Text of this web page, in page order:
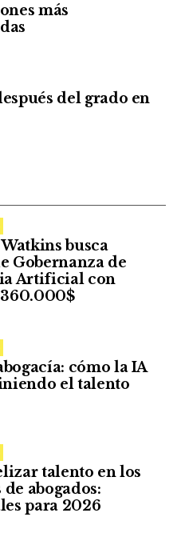
más
del grado en
busca
Gobernanza de
Artificial con
cómo la IA
el talento
talento en los
de abogados:
para 2026